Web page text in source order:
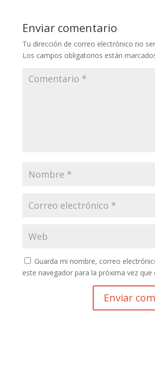
Enviar comentario
Tu dirección de correo electrónico no
Los campos obligatorios están
Guarda mi nombre, correo
este navegador para la próxima vez que